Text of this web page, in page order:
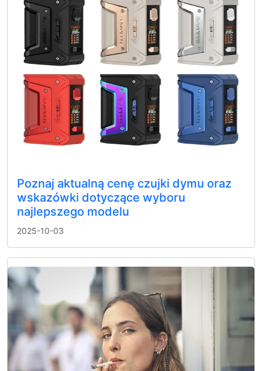
Poznaj aktualną cenę czujki dymu oraz
wskazówki dotyczące wyboru
najlepszego modelu
2025-10-03